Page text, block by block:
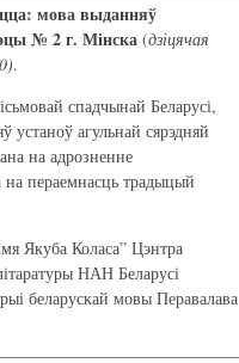
мова выданняў
№ 2 г. Мінска (дзіцячая
.
спадчынай Беларусі,
устаноў агульнай сярэдняй
на адрозненне
на пераемнасць традыцый
Якуба Коласа” Цэнтра
НАН Беларусі
беларускай мовы Перавалава